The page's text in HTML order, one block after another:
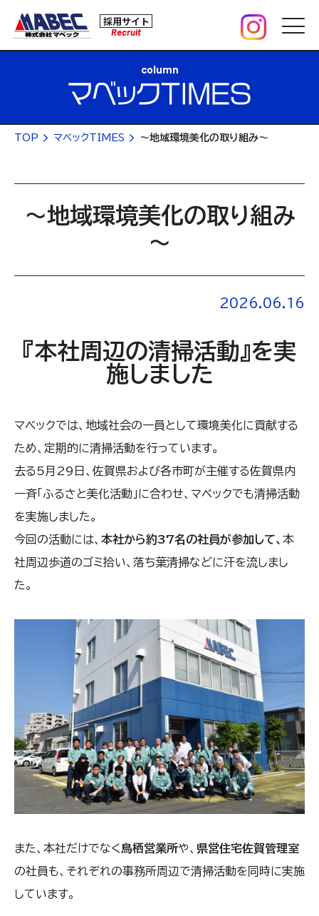
採用サイト
Recruit
column
TOP マベックTIMES ～地域環境美化の取り組み～
～地域環境美化の取り組み
～
2026.06.16
『本社周辺の清掃活動』を実
施しました
マベックでは、地域社会の一員として環境美化に貢献する
ため、定期的に清掃活動を行っています。
去る5月29日、佐賀県および各市町が主催する佐賀県内
一斉「ふるさと美化活動」に合わせ、マベックでも清掃活動
を実施しました。
今回の活動には、 本社から約37名の社員が参加して、 本
社周辺歩道のゴミ拾い、落ち葉清掃などに汗を流しまし
た。
また、本社だけでなく鳥栖営業所や、 県営住宅佐賀管理室
の社員も、それぞれの事務所周辺で清掃活動を同時に実施
しています。